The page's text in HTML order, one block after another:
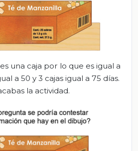
una caja por lo que es igual a
a 50 y 3 cajas igual a 75 días.
la actividad.